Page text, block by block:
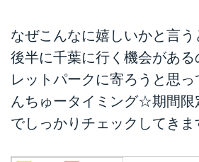
なぜこんなに嬉しいかと言う
後半に千葉に行く機会がある
レットパークに寄ろうと思
んちゅータイミング☆期間限
でしっかりチェックしてきま